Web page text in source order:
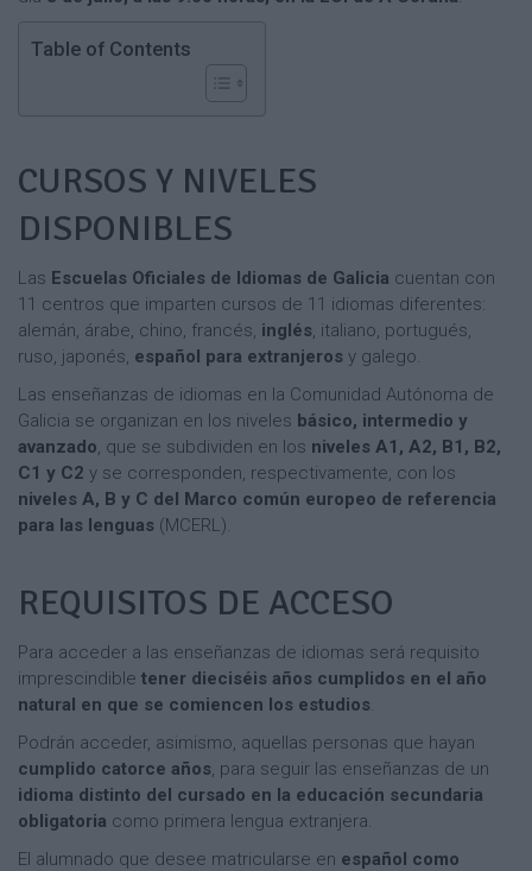
Table of Contents
CURSOS Y NIVELES
DISPONIBLES
Las Escuelas Oficiales de Idiomas de Galicia cuentan con
11 centros que imparten cursos de 11 idiomas diferentes:
alemán, árabe, chino, francés, inglés, italiano, portugués,
ruso, japonés, español para extranjeros y galego.
Las enseñanzas de idiomas en la Comunidad Autónoma de
Galicia se organizan en los niveles básico, intermedio y
avanzado, que se subdividen en los niveles A1, A2, B1, B2,
C1 y C2 y se corresponden, respectivamente, con los
niveles A, B y C del Marco común europeo de referencia
para las lenguas (MCERL).
REQUISITOS DE ACCESO
Para acceder a las enseñanzas de idiomas será requisito
imprescindible tener dieciséis años cumplidos en el año
natural en que se comiencen los estudios.
Podrán acceder, asimismo, aquellas personas que hayan
cumplido catorce años, para seguir las enseñanzas de un
idioma distinto del cursado en la educación secundaria
obligatoria como primera lengua extranjera.
El alumnado que desee matricularse en español como